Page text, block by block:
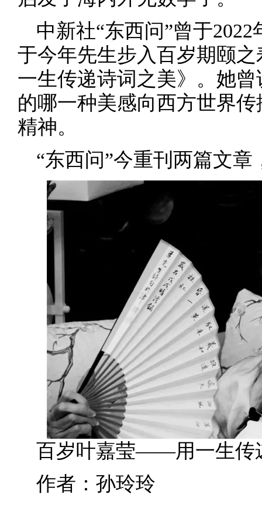
中新社“东西问”曾于
于今年先生步入百岁期颐
一生传递诗词之美》。她
的哪一种美感向西方世界
精神。
“东西问”今重刊两篇文
百岁叶嘉莹——用一生传
作者：孙玲玲